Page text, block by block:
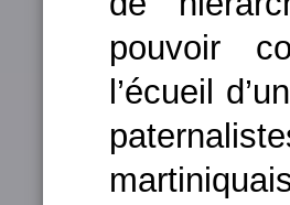
pouvoir
l’écueil